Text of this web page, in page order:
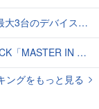
「SMARTCOBY Pro SLIM SS」レビュー
GOLD」3モデル
ングをもっと見る